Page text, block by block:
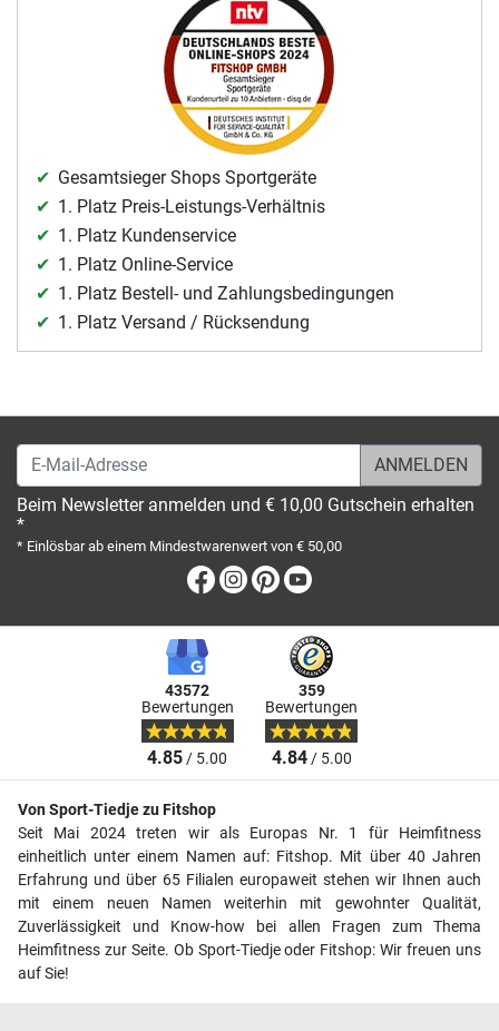
Gesamtsieger Shops Sportgeräte
1. Platz Preis-Leistungs-Verhältnis
1. Platz Kundenservice
1. Platz Online-Service
1. Platz Bestell- und Zahlungsbedingungen
1. Platz Versand / Rücksendung
E-Mail-Adresse
Beim Newsletter anmelden und € 10,00 Gutschein erhalten
*
* Einlösbar ab einem Mindestwarenwert von € 50,00
Facebook
Instagram
Pinterest
43572
Bewertungen
4.85/ 5.00
359
Bewertungen
4.84/ 5.00
Von Sport-Tiedje zu Fitshop
Seit Mai 2024 treten wir als Europas Nr. 1 für Heimfitness
einheitlich unter einem Namen auf: Fitshop. Mit über 40 Jahren
Erfahrung und über 65 Filialen europaweit stehen wir Ihnen auch
mit einem neuen Namen weiterhin mit gewohnter Qualität,
Zuverlässigkeit und Know-how bei allen Fragen zum Thema
Heimfitness zur Seite. Ob Sport-Tiedje oder Fitshop: Wir freuen uns
auf Sie!